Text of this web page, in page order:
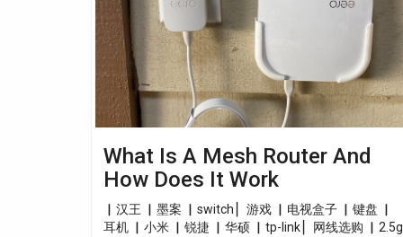
What Is A Mesh Router And
How Does It Work
▏汉王 ▏墨案 ▏switch ▏游戏 ▏电视盒子 ▏键盘 ▏
耳机 ▏小米 ▏锐捷 ▏华硕 ▏tp-link ▏网线选购 ▏2.5g
Mesh
Router
And
How
Does
It
Work